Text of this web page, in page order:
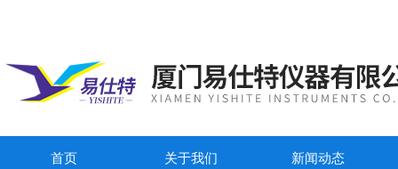
首页 关于我们 新闻动态